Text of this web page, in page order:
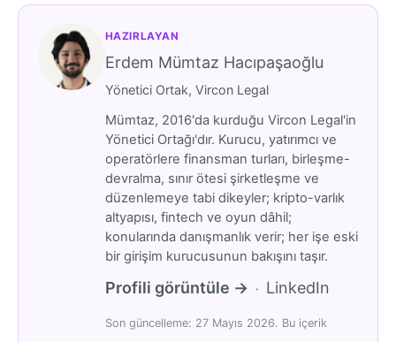
HAZIRLAYAN
Erdem Mümtaz Hacıpaşaoğlu
Yönetici Ortak, Vircon Legal
Mümtaz, 2016'da kurduğu Vircon Legal'in
Yönetici Ortağı'dır. Kurucu, yatırımcı ve
operatörlere finansman turları, birleşme-
devralma, sınır ötesi şirketleşme ve
düzenlemeye tabi dikeyler; kripto-varlık
altyapısı, fintech ve oyun dâhil;
konularında danışmanlık verir; her işe eski
bir girişim kurucusunun bakışını taşır.
Profili görüntüle → · LinkedIn
Son güncelleme: 27 Mayıs 2026. Bu içerik